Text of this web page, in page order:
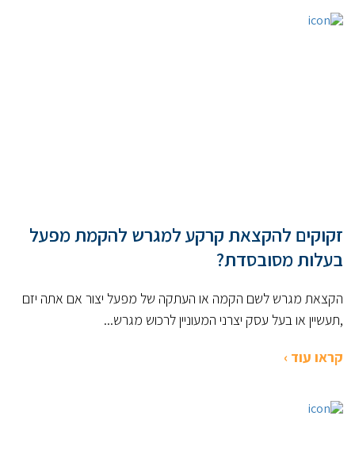
זקוקים להקצאת קרקע למגרש להקמת מפעל
בעלות מסובסדת?
הקצאת מגרש לשם הקמה או העתקה של מפעל יצור אם אתה יזם
,תעשיין או בעל עסק יצרני המעוניין לרכוש מגרש...
קראו עוד ›